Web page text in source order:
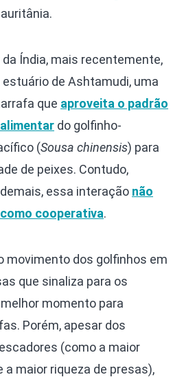
Índia, mais recentemente,
de Ashtamudi, uma
que aproveita o padrão
do golfinho-
(Sousa chinensis) para
de peixes. Contudo,
essa interação não
cooperativa.
movimento dos golfinhos em
que sinaliza para os
momento para
Porém, apesar dos
(como a maior
a maior riqueza de presas),